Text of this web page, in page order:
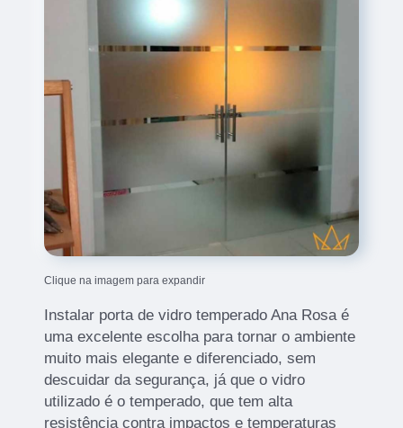
Clique na imagem para expandir
Instalar porta de vidro temperado Ana Rosa é
uma excelente escolha para tornar o ambiente
muito mais elegante e diferenciado, sem
descuidar da segurança, já que o vidro
utilizado é o temperado, que tem alta
resistência contra impactos e temperaturas